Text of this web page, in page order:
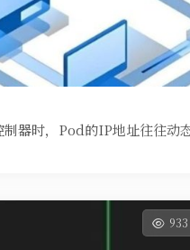
器时，Pod的IP地址往往动